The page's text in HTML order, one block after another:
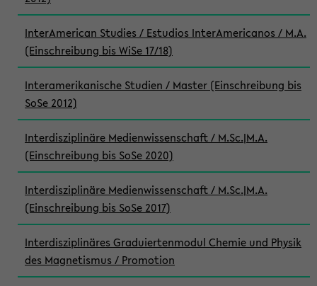
InterAmerican Studies / Estudios InterAmericanos / M.A.
(Einschreibung bis WiSe 17/18)
Interamerikanische Studien / Master (Einschreibung bis
SoSe 2012)
Interdisziplinäre Medienwissenschaft / M.Sc.|M.A.
(Einschreibung bis SoSe 2020)
Interdisziplinäre Medienwissenschaft / M.Sc.|M.A.
(Einschreibung bis SoSe 2017)
Interdisziplinäres Graduiertenmodul Chemie und Physik
des Magnetismus / Promotion